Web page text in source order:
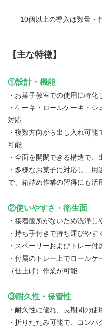
10個以上の導入は数量・
【主な特徴】
①設計・機能
・お菓子教室での使用に特化
・ケーキ・ロールケーキ・
対応
・複数方向から出し入れ可
可能
・全面を開閉できる構造で、
・多様なお菓子に対応し、
で、箱詰め作業の習得にも活
②使いやすさ・衛生面
・接着箇所がないため洗浄
・持ち手付きで持ち運びや
・スペーサーおよびトレー
・付属のトレー上でロール
（仕上げ）作業が可能
③耐久性・保管性
・耐久性に優れ、長期間の使
・折りたたみ可能で、コン